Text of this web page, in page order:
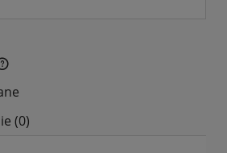
kosztów płatności
(0)